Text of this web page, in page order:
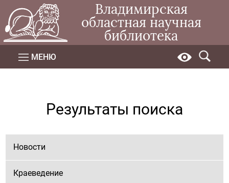
Владимирская
областная научная
библиотека
МЕНЮ
Результаты поиска
Новости
Краеведение